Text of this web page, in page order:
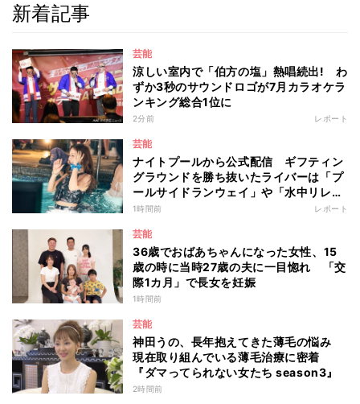
新着記事
芸能
涼しい室内で「伯方の塩」熱唱続出! わ
ずか3秒のサウンドロゴが7月カラオケラ
ンキング総合1位に
2分前 レポート
芸能
ナイトプールから公式配信 ギフティン
グラウンドを勝ち抜いたライバーは「プ
ールサイドランウェイ」や「水中リレ
ー」にも参加 『イチナナイト★プー
1時間前 レポート
芸能
36歳でおばあちゃんになった女性、15
歳の時に当時27歳の夫に一目惚れ 「交
際1カ月」で長女を妊娠
1時間前
芸能
神田うの、長年抱えてきた薄毛の悩み
現在取り組んでいる薄毛治療に密着
『ダマってられない女たち season3』
2時間前